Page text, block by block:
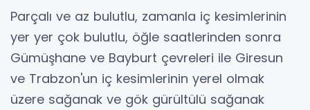
Parçalı ve az bulutlu, zamanla iç kesimlerinin
yer yer çok bulutlu, öğle saatlerinden sonra
Gümüşhane ve Bayburt çevreleri ile Giresun
ve Trabzon'un iç kesimlerinin yerel olmak
üzere sağanak ve gök gürültülü sağanak